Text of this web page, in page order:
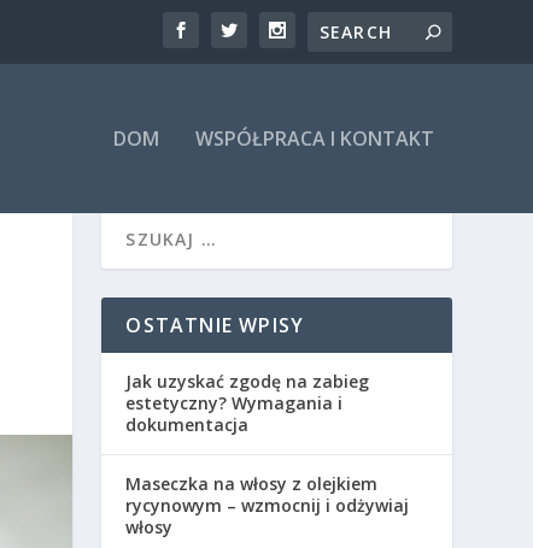
DOM WSPÓŁPRACA I KONTAKT
OSTATNIE WPISY
Jak uzyskać zgodę na zabieg
estetyczny? Wymagania i
dokumentacja
Maseczka na włosy z olejkiem
rycynowym – wzmocnij i odżywiaj
włosy